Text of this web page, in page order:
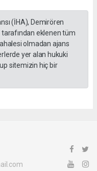
(İHA), Demirören
tarafından eklenen tüm
olmadan ajans
yer alan hukuki
sitemizin hiç bir